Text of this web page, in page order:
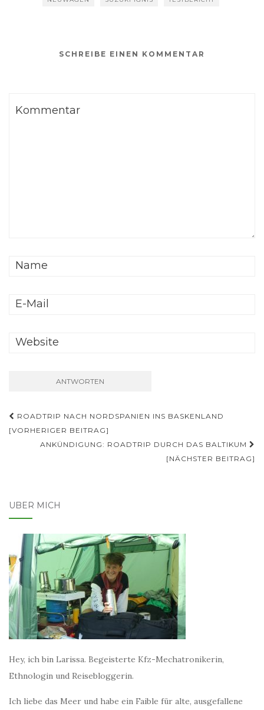
SCHREIBE EINEN KOMMENTAR
Beitrags-
Navigation
ROADTRIP NACH NORDSPANIEN INS BASKENLAND
[VORHERIGER BEITRAG]
ANKÜNDIGUNG: ROADTRIP DURCH DAS BALTIKUM
[NÄCHSTER BEITRAG]
ÜBER MICH
Hey, ich bin Larissa. Begeisterte Kfz-Mechatronikerin,
Ethnologin und Reisebloggerin.
Ich liebe das Meer und habe ein Faible für alte, ausgefallene